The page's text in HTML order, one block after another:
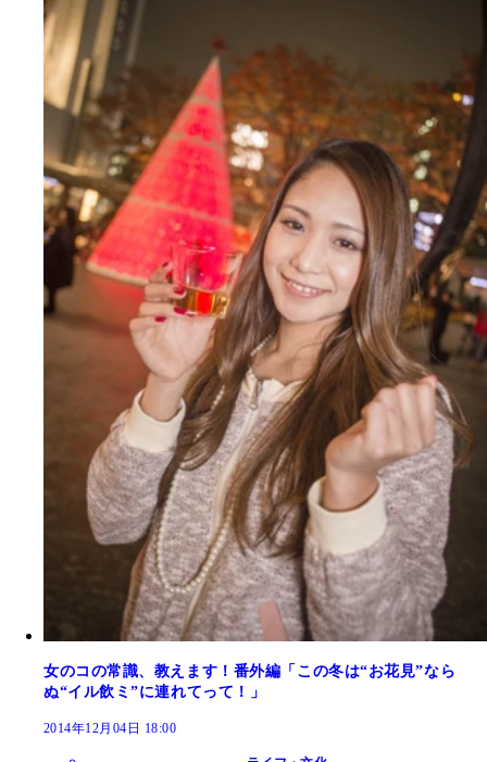
女のコの常識、教えます！番外編「この冬は“お花見”なら
ぬ“イル飲ミ”に連れてって！」
2014年12月04日 18:00